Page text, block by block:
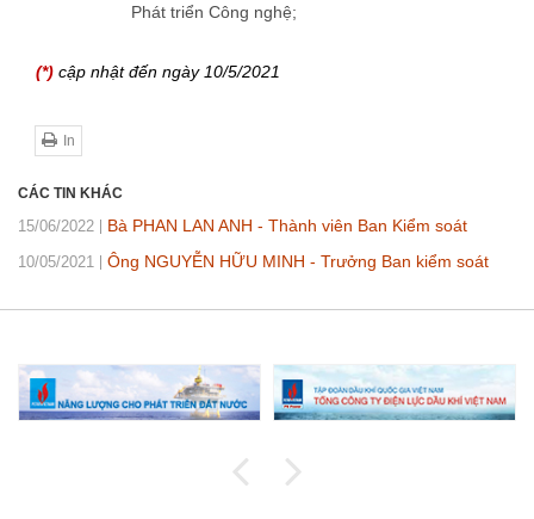
Phát triển Công nghệ;
(*) cập nhật đến ngày 10/5/2021
In
CÁC TIN KHÁC
15/06/2022 Bà PHAN LAN ANH - Thành viên Ban Kiểm soát
10/05/2021 Ông NGUYỄN HỮU MINH - Trưởng Ban kiểm soát